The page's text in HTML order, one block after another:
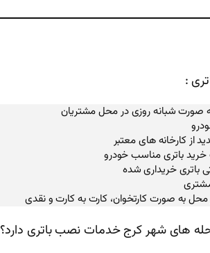
:
صورت شبانه روزی در محل مشتریان
از کارخانه های معتبر
باتری مناسب خودرو
باتری خریداری شده
به صورت کارتخوان، کارت به کارت و نقدی
های شهر کرج خدمات نصب باتری دارد؟